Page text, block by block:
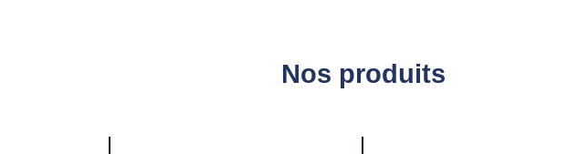
Nos produits